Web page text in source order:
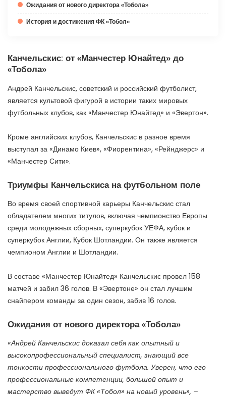
Ожидания от нового директора «Тобола»
История и достижения ФК «Тобол»
Канчельскис: от «Манчестер Юнайтед» до
«Тобола»
Андрей Канчельскис, советский и российский футболист,
является культовой фигурой в истории таких мировых
футбольных клубов, как «Манчестер Юнайтед» и «Эвертон».
Кроме английских клубов, Канчельскис в разное время
выступал за «Динамо Киев», «Фиорентина», «Рейнджерс» и
«Манчестер Сити».
Триумфы Канчельскиса на футбольном поле
Во время своей спортивной карьеры Канчельскис стал
обладателем многих титулов, включая чемпионство Европы
среди молодежных сборных, суперкубок УЕФА, кубок и
суперкубок Англии, Кубок Шотландии. Он также является
чемпионом Англии и Шотландии.
В составе «Манчестер Юнайтед» Канчельскис провел 158
матчей и забил 36 голов. В «Эвертоне» он стал лучшим
снайпером команды за один сезон, забив 16 голов.
Ожидания от нового директора «Тобола»
«Андрей Канчельскис доказал себя как опытный и
высокопрофессиональный специалист, знающий все
тонкости профессионального футбола. Уверен, что его
профессиональные компетенции, большой опыт и
мастерство выведут ФК «Тобол» на новый уровень», –